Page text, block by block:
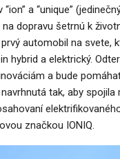
a “unique”
dopravu šetrnú k
automobil na svete,
hybrid a elektrický.
a bude
tak, aby
značkou IONIQ.
Túto